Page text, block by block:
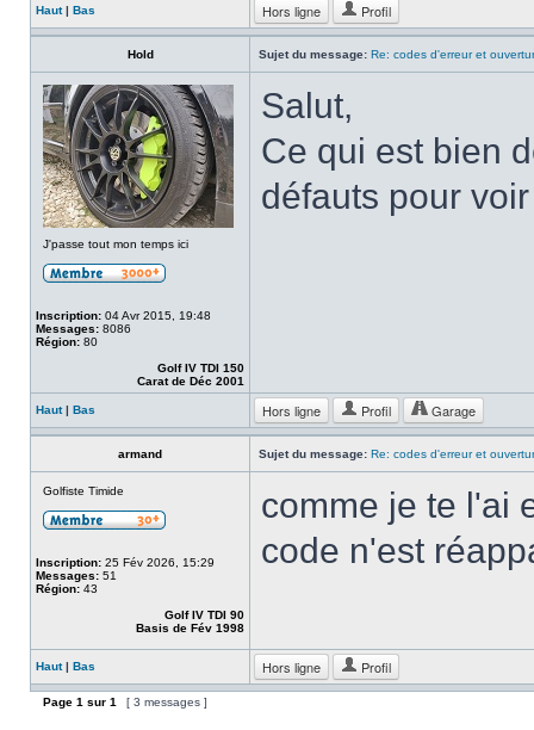
Haut| Bas Hors ligne Profil
Hold Sujet du message: Re: codes d'erreur et
J'passe tout mon temps ici
Inscription: 04 Avr 2015, 19:48
Messages: 8086
Région: 80
Golf IV TDI 150
Carat de Déc 2001
Salut,
Ce qui est bien
défauts pour
Haut| Bas Hors ligne Profil Garage
armand Sujet du message: Re: codes d'erreur et
Golfiste Timide
Inscription: 25 Fév 2026, 15:29
Messages: 51
Région: 43
Golf IV TDI 90
Basis de Fév 1998
comme je te l'ai
code n'est
Haut| Bas Hors ligne Profil
Page 1 sur 1 [ 3 messages ]